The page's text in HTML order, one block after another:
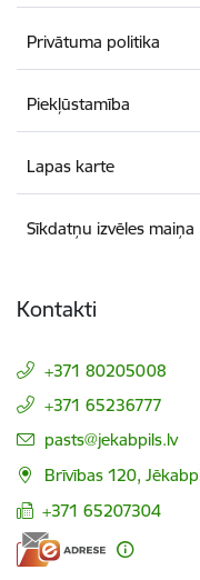
Privātuma politika
Piekļūstamība
Lapas karte
Sīkdatņu izvēles maiņa
Kontakti
+371 80205008
+371 65236777
E-pasts:
pasts@jekabpils.lv
Brīvības 120,
+371 65207304